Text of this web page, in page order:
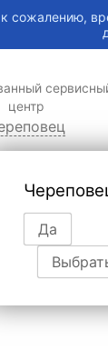
центр
Да